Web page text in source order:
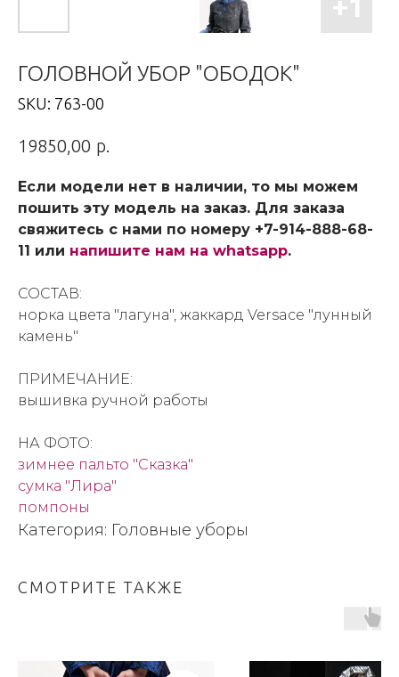
ГОЛОВНОЙ УБОР "ОБОДОК"
SKU: 763-00
19850,00 р.
Если модели нет в наличии, то мы можем
пошить эту модель на заказ. Для заказа
свяжитесь с нами по номеру +7-914-888-68-
11 или напишите нам на whatsapp.
СОСТАВ:
норка цвета "лагуна", жаккард Versace "лунный
камень"
ПРИМЕЧАНИЕ:
вышивка ручной работы
НА ФОТО:
зимнее пальто "Сказка"
сумка "Лира"
помпоны
Категория: Головные уборы
СМОТРИТЕ ТАКЖЕ